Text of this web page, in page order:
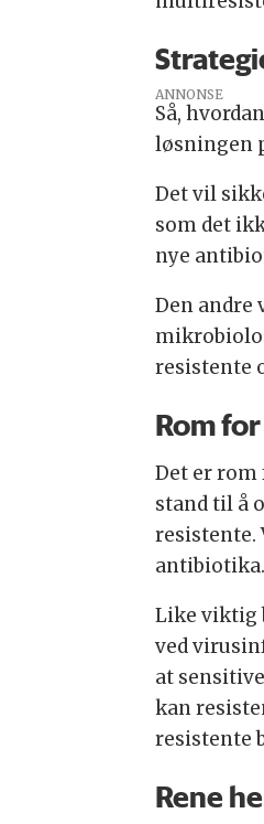
ANNONSE
Så,
løsningen
Det vil
som det
nye
Den andre
resistente
Rom
Det er
stand til å
resistente.
Like viktig
ved
at
kan
resistente
Rene